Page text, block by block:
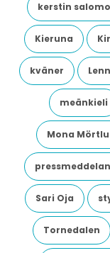
kerstin
Kieruna
kväner
meänkieli
Mona
Sari Oja
Tornedalen